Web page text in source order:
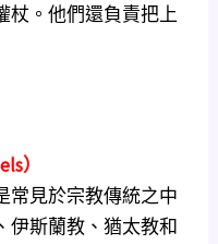
杖。他們還負責把上
）
常見於宗教傳統之中
伊斯蘭教、猶太教和